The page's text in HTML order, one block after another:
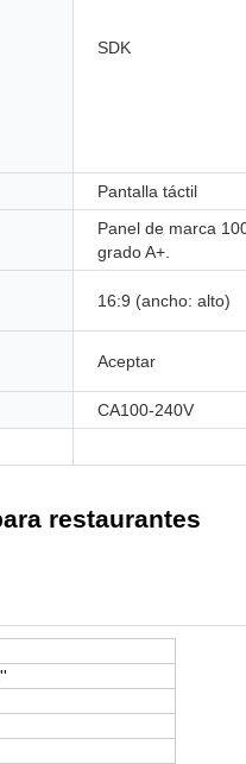
SDK
Pantalla táctil
Panel de marca
grado A+.
16:9 (ancho: alto)
Aceptar
CA100-240V
restaurantes